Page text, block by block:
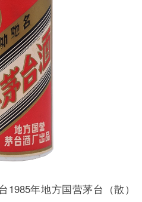
年地方国营茅台（散）